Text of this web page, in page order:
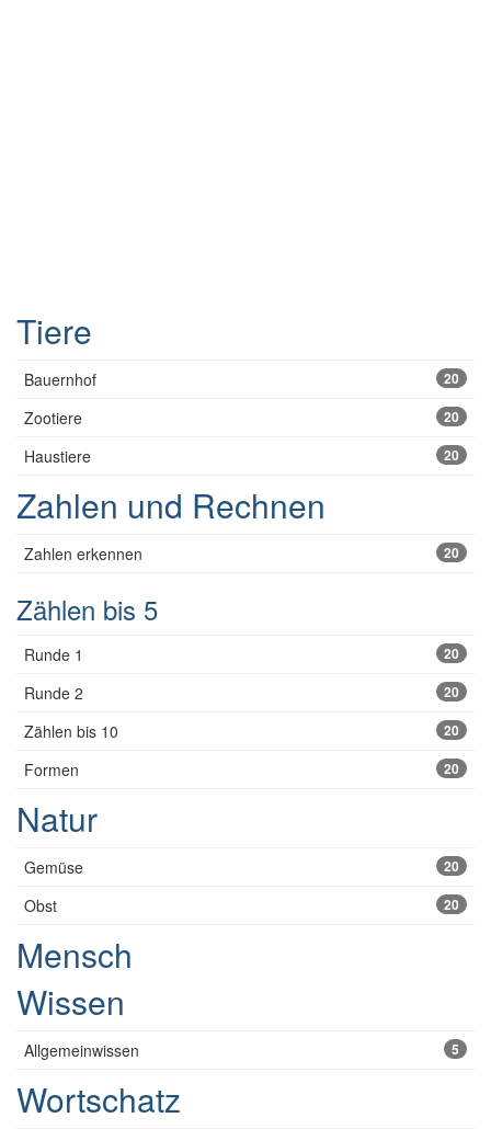
Tiere
Bauernhof 20
Zootiere 20
Haustiere 20
Zahlen und Rechnen
Zahlen erkennen 20
Zählen bis 5
Runde 1 20
Runde 2 20
Zählen bis 10 20
Formen 20
Natur
Gemüse 20
Obst 20
Mensch
Wissen
Allgemeinwissen 5
Wortschatz